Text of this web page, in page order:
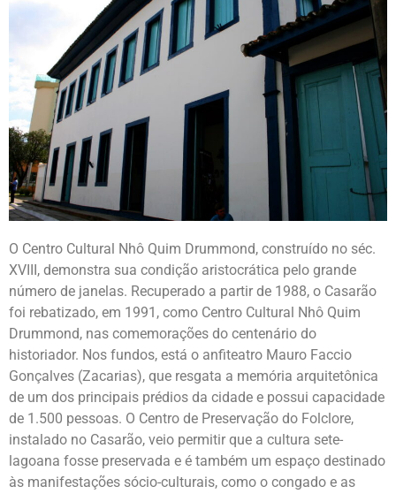
O Centro Cultural Nhô Quim Drummond, construído no séc.
XVIII, demonstra sua condição aristocrática pelo grande
número de janelas. Recuperado a partir de 1988, o Casarão
foi rebatizado, em 1991, como Centro Cultural Nhô Quim
Drummond, nas comemorações do centenário do
historiador. Nos fundos, está o anfiteatro Mauro Faccio
Gonçalves (Zacarias), que resgata a memória arquitetônica
de um dos principais prédios da cidade e possui capacidade
de 1.500 pessoas. O Centro de Preservação do Folclore,
instalado no Casarão, veio permitir que a cultura sete-
lagoana fosse preservada e é também um espaço destinado
às manifestações sócio-culturais, como o congado e as